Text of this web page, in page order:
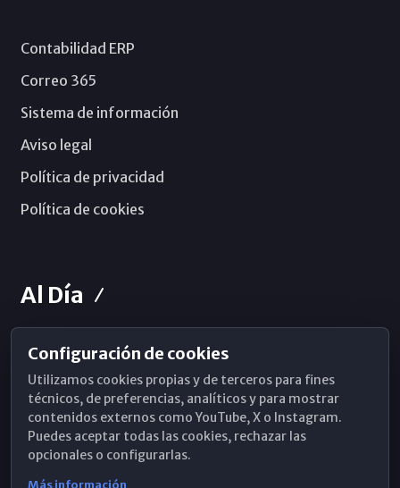
Contabilidad ERP
Correo 365
Sistema de información
Aviso legal
Política de privacidad
Política de cookies
Al Día
Horarios de Misa
Hemeroteca
WhatsApp
Configuración de cookies
Utilizamos cookies propias y de terceros para fines
técnicos, de preferencias, analíticos y para mostrar
contenidos externos como YouTube, X o Instagram.
Puedes aceptar todas las cookies, rechazar las
opcionales o configurarlas.
Más información